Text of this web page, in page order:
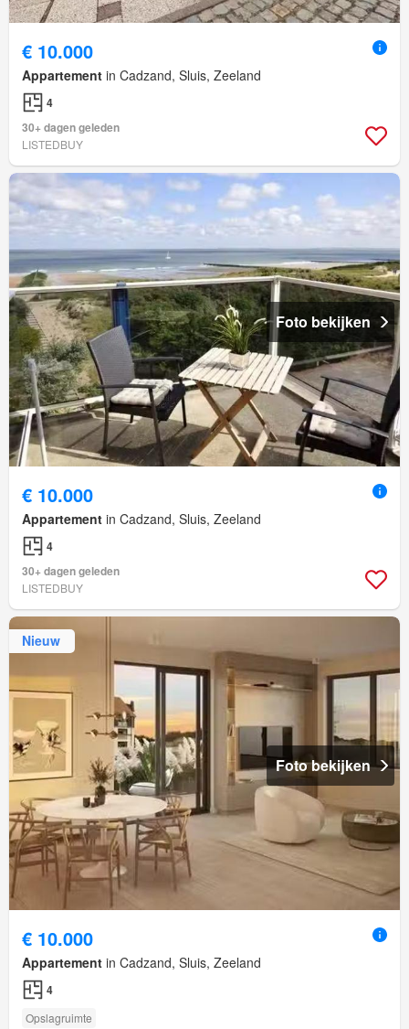
€ 10.000
Appartement in Cadzand, Sluis, Zeeland
4
30+ dagen geleden
LISTEDBUY
Foto bekijken
€ 10.000
Appartement in Cadzand, Sluis, Zeeland
4
30+ dagen geleden
LISTEDBUY
Nieuw
Foto bekijken
€ 10.000
Appartement in Cadzand, Sluis, Zeeland
4
Opslagruimte